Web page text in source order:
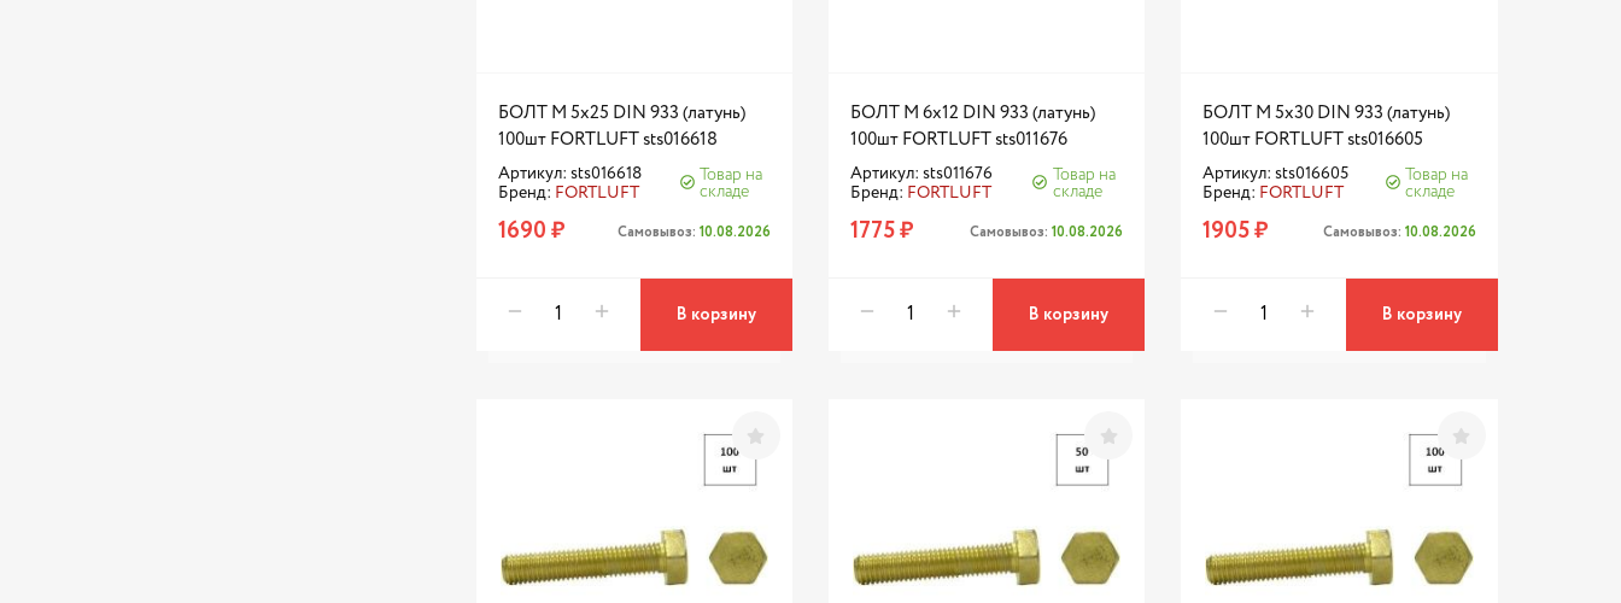
БОЛТ М 5х25 DIN 933 (латунь)
100шт FORTLUFT sts016618
Артикул: sts016618
Бренд: FORTLUFT
Товар на
складе
1690 ₽ Самовывоз: 10.08.2026
В корзину
БОЛТ М 6х12 DIN 933 (латунь)
100шт FORTLUFT sts011676
Артикул: sts011676
Бренд: FORTLUFT
Товар на
складе
1775 ₽ Самовывоз:10.08.2026
В корзину
БОЛТ М 5х30 DIN 933 (латунь)
100шт FORTLUFT sts016605
Артикул: sts016605
Бренд: FORTLUFT
Товар на
складе
1905 ₽ Самовывоз: 10.08.2026
В корзину